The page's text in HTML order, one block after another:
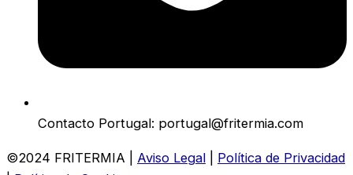
Contacto Portugal: portugal@fritermia.com
©2024 FRITERMIA | Aviso Legal
Política de Privacidad